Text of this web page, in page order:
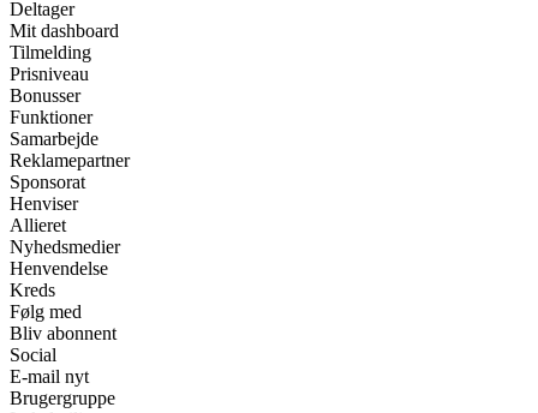
Deltager
Mit dashboard
Tilmelding
Prisniveau
Bonusser
Funktioner
Samarbejde
Reklamepartner
Sponsorat
Henviser
Allieret
Nyhedsmedier
Henvendelse
Kreds
Følg med
Bliv abonnent
Social
E-mail nyt
Brugergruppe